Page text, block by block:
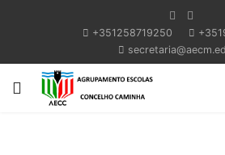
+351258719250